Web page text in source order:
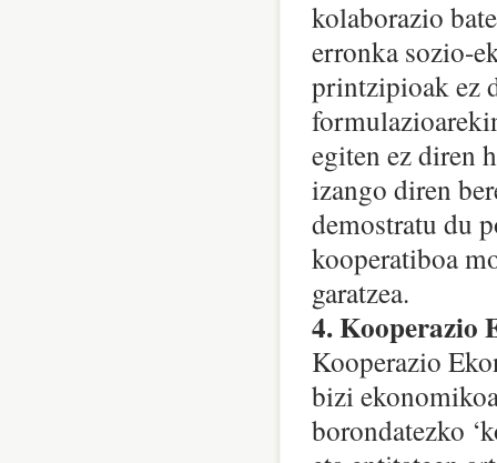
kolaborazio
erronka sozio-
printzipioak ez
egiten ez diren
izango diren
demostratu du
kooperatiboa
garatzea.
4. Kooperazio
Kooperazio
bizi
borondatezko